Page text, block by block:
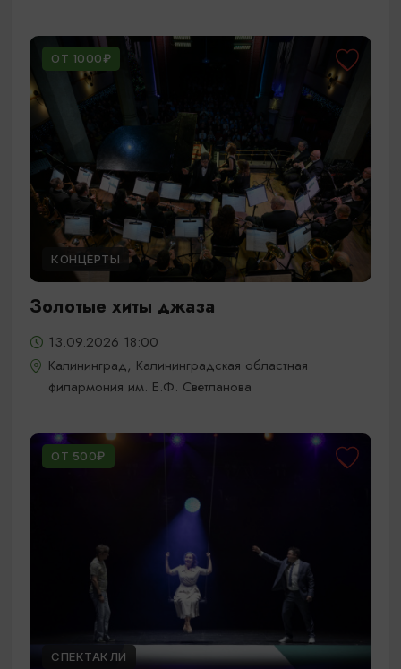
ОТ 1000₽
КОНЦЕРТЫ
Золотые хиты джаза
13.09.2026 18:00
Калининград, Калининградская областная
филармония им. Е.Ф. Светланова
ОТ 500₽
СПЕКТАКЛИ